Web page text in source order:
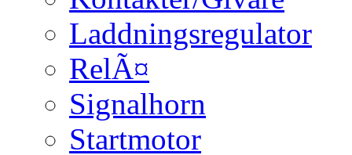
Laddningsregulator
RelÃ¤
Signalhorn
Startmotor